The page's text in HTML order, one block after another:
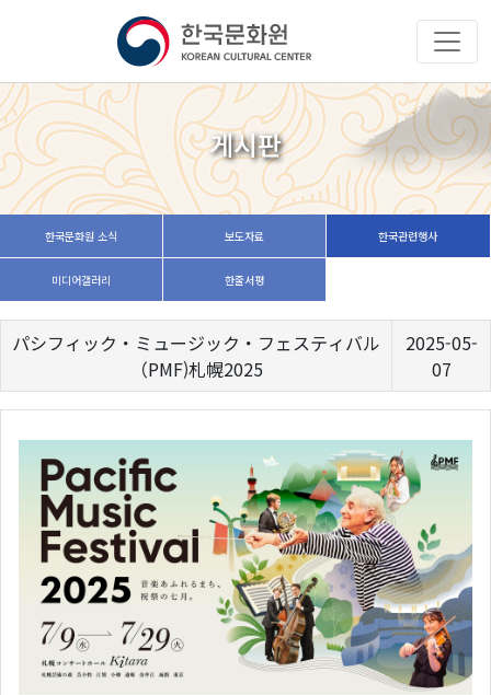
게시판
한국문화원 소식 보도자료 한국관련행사
미디어갤러리 한줄서평
パシフィック・ミュージック・フェスティバル
（PMF)札幌2025
2025-05-
07